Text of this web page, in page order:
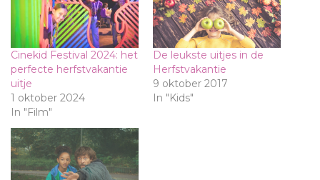
Cinekid Festival 2024: het
perfecte herfstvakantie
uitje
1 oktober 2024
In "Film"
De leukste uitjes in de
Herfstvakantie
9 oktober 2017
In "Kids"